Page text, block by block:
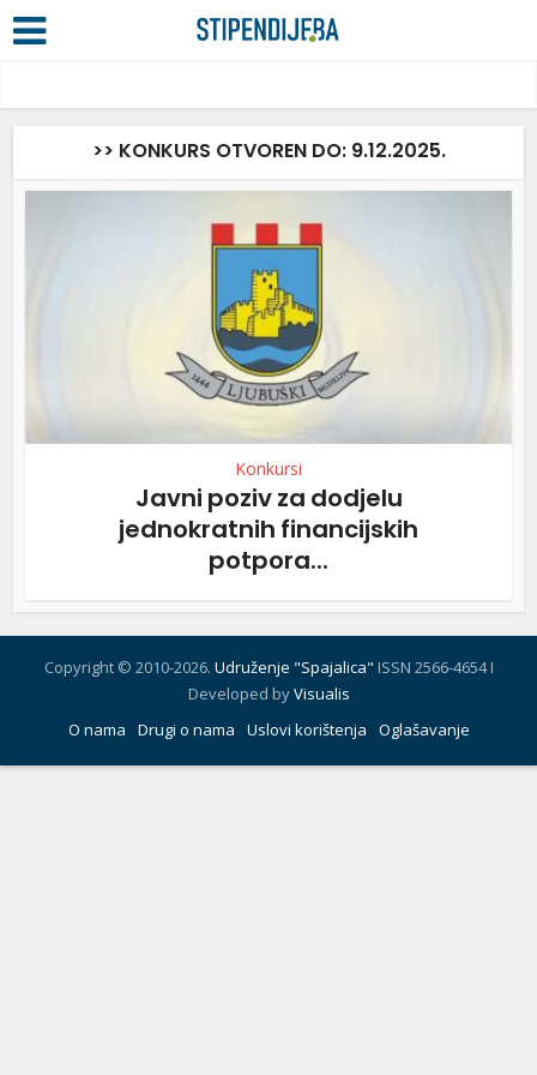
>> KONKURS OTVOREN DO: 9.12.2025.
Konkursi
Javni poziv za dodjelu
jednokratnih financijskih
potpora...
Copyright © 2010-2026. Udruženje "Spajalica" ISSN 2566-4654 I
Developed byVisualis
O nama
Drugi o nama Uslovi korištenja Oglašavanje